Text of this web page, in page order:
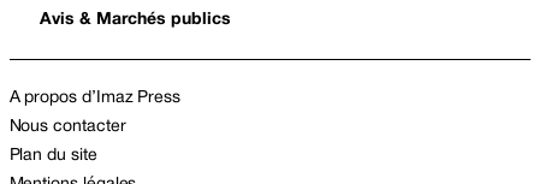
Avis & Marchés publics
A propos d’Imaz Press
Nous contacter
Plan du site